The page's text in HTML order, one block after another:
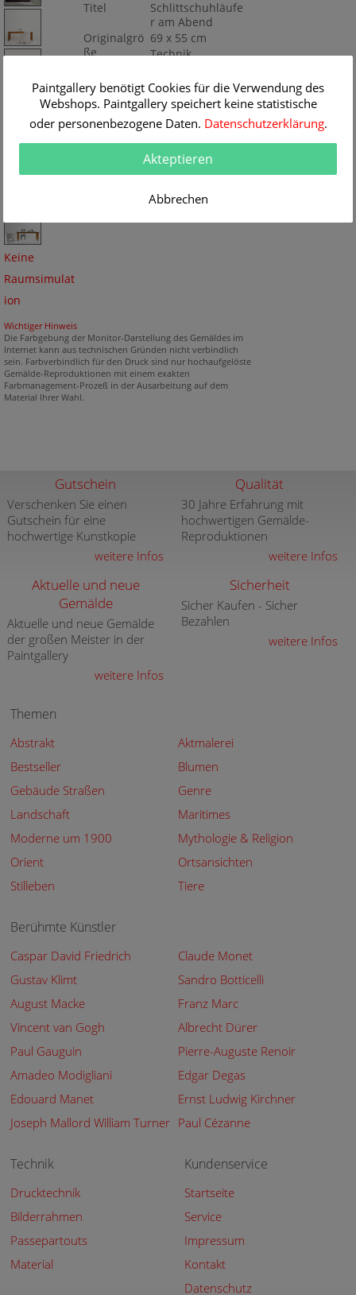
Keine
Raumsimulat
ion
Titel
Schlittschuhläufe
r am Abend
Originalgrö
ße
69 x 55 cm
Technik
Nr
K071231
Wichtiger Hinweis
Die Farbgebung der Monitor-Darstellung des Gemäldes im
Internet kann aus technischen Gründen nicht verbindlich
sein. Farbverbindlich für den Druck sind nur hochaufgelöste
Gemälde-Reproduktionen mit einem exakten
Farbmanagement-Prozeß in der Ausarbeitung auf dem
Material Ihrer Wahl.
Gutschein
Verschenken Sie einen
Gutschein für eine
hochwertige Kunstkopie
weitere Infos
Qualität
30 Jahre Erfahrung mit
hochwertigen Gemälde-
Reproduktionen
weitere Infos
Aktuelle und neue
Gemälde
Aktuelle und neue Gemälde
der großen Meister in der
Paintgallery
weitere Infos
Sicherheit
Sicher Kaufen - Sicher
Bezahlen
weitere Infos
Themen
Abstrakt
Aktmalerei
Bestseller
Blumen
Gebäude Straßen
Genre
Landschaft
Maritimes
Moderne um 1900
Mythologie & Religion
Orient
Ortsansichten
Stilleben
Tiere
Berühmte Künstler
Caspar David Friedrich
Claude Monet
Gustav Klimt
Sandro Botticelli
August Macke
Franz Marc
Vincent van Gogh
Albrecht Dürer
Paul Gauguin
Pierre-Auguste Renoir
Amadeo Modigliani
Edgar Degas
Edouard Manet
Ernst Ludwig Kirchner
Joseph Mallord William Turner Paul Cézanne
Technik
Drucktechnik
Bilderrahmen
Passepartouts
Material
Kundenservice
Startseite
Service
Impressum
Kontakt
Datenschutz
Paintgallery benötigt Cookies für die Verwendung des
Webshops. Paintgallery speichert keine statistische
oder personenbezogene Daten. Datenschutzerklärung.
Akteptieren
Abbrechen